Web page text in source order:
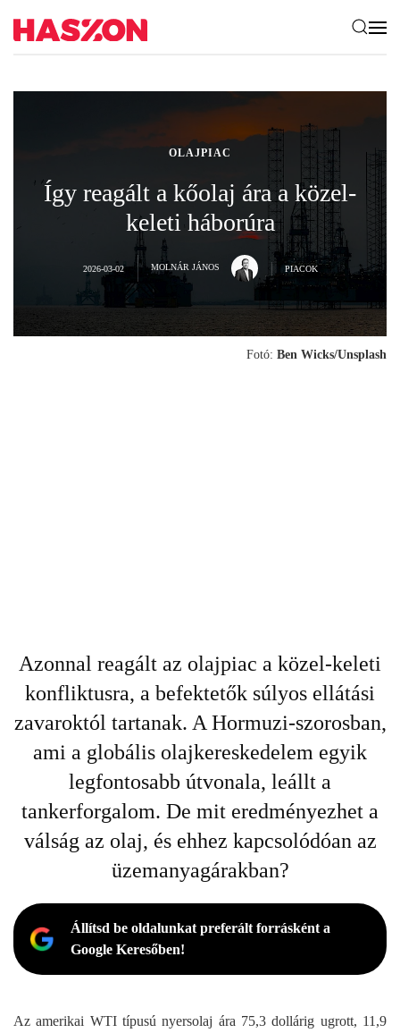
OLAJPIAC
Így reagált a kőolaj ára a közel-
keleti háborúra
2026-03-02 MOLNÁR JÁNOS PIACOK
Fotó: Ben Wicks/Unsplash
Azonnal reagált az olajpiac a közel-keleti
konfliktusra, a befektetők súlyos ellátási
zavaroktól tartanak. A Hormuzi-szorosban,
ami a globális olajkereskedelem egyik
legfontosabb útvonala, leállt a
tankerforgalom. De mit eredményezhet a
válság az olaj, és ehhez kapcsolódóan az
üzemanyagárakban?
Állítsd be oldalunkat preferált forrásként a
Google Keresőben!
Az amerikai WTI típusú nyersolaj ára 75,3 dollárig ugrott, 11,9